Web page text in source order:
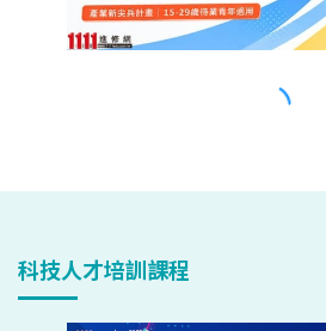
科技人才培訓課程